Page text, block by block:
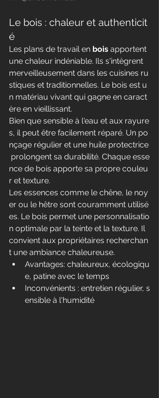
Le bois : chaleur et authenticit
é
Les plans de travail en bois apportent
une chaleur indéniable. Ils s'intègrent
merveilleusement dans les cuisines ru
stiques et traditionnelles. Le bois est u
n matériau vivant qui gagne en caract
ère en vieillissant.
Bien que sensible à l'eau et aux rayure
s, il peut être facilement réparé. Un po
nçage régulier et une huile protectrice
prolongent sa durabilité. Chaque esse
nce de bois apporte sa propre couleu
r et texture.
Les essences comme le chêne, le noy
er ou le hêtre sont couramment utilisé
es. Le bois permet une personnalisatio
n optimale par la teinte et la texture. Il
convient aux propriétaires recherchan
t une ambiance chaleureuse.
Avantages: chaleureux, écologiqu
e, patine avec le temps
Inconvénients : entretien régulier, s
ensible à l'humidité